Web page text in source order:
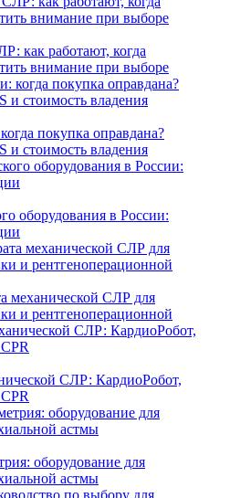
как работают, когда
внимание при выборе
покупка оправдана?
стоимость владения
оборудования в России:
механической СЛР для
и рентгеноперационной
СЛР: КардиоРобот,
оборудование для
астмы